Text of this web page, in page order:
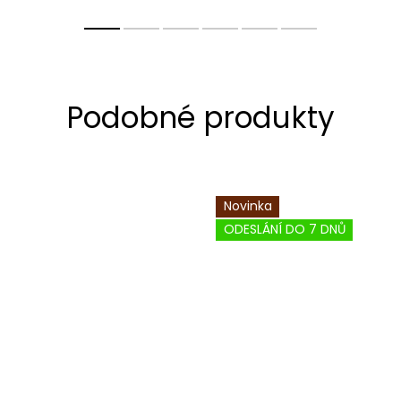
Novinka
ODESLÁNÍ DO 7 DNŮ